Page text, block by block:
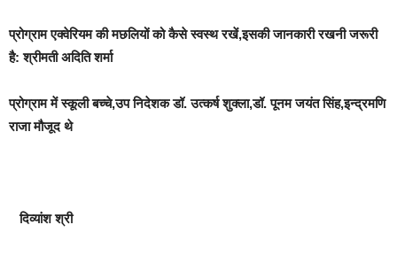
प्रोग्राम एक्वेरियम की मछलियों को कैसे स्वस्थ रखें,इसकी जानकारी रखनी जरूरी
है: श्रीमती अदिति शर्मा
प्रोग्राम में स्कूली बच्चे,उप निदेशक डॉ. उत्कर्ष शुक्ला,डॉ. पूनम जयंत सिंह,इन्द्रमणि
राजा मौजूद थे
दिव्यांश श्री